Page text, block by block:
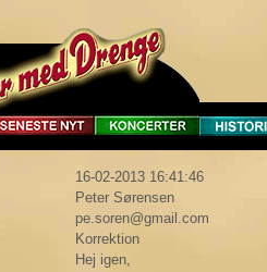
16-02-2013 16:41:46
Peter Sørensen
pe.soren@gmail.com
Korrektion
Hej igen,